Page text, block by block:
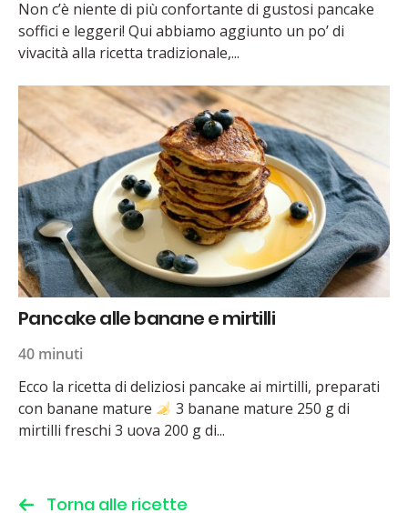
Non c’è niente di più confortante di gustosi pancake
soffici e leggeri! Qui abbiamo aggiunto un po’ di
vivacità alla ricetta tradizionale,...
Pancake alle banane e mirtilli
40 minuti
Ecco la ricetta di deliziosi pancake ai mirtilli, preparati
con banane mature
3 banane mature 250 g di
mirtilli freschi 3 uova 200 g di...
Torna alle ricette